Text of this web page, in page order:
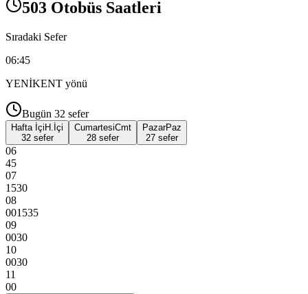
503 Otobüs Saatleri
Sıradaki Sefer
06:45
YENİKENT yönü
Bugün 32 sefer
Hafta İçi H.İçi
32 sefer
CumartesiCmt
28 sefer
PazarPaz
27 sefer
06
45
07
1530
08
001535
09
0030
10
0030
11
00